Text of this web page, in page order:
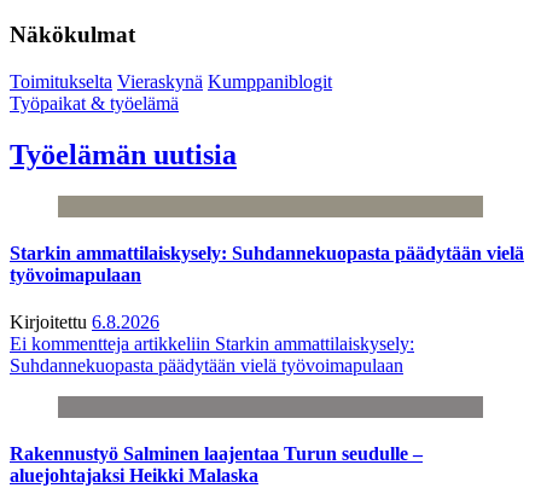
Näkökulmat
Toimitukselta Vieraskynä Kumppaniblogit
Työpaikat & työelämä
Työelämän uutisia
Starkin ammattilaiskysely: Suhdannekuopasta päädytään vielä
työvoimapulaan
Kirjoitettu 6.8.2026
Ei kommentteja artikkeliin Starkin ammattilaiskysely:
Suhdannekuopasta päädytään vielä työvoimapulaan
Rakennustyö Salminen laajentaa Turun seudulle –
aluejohtajaksi Heikki Malaska